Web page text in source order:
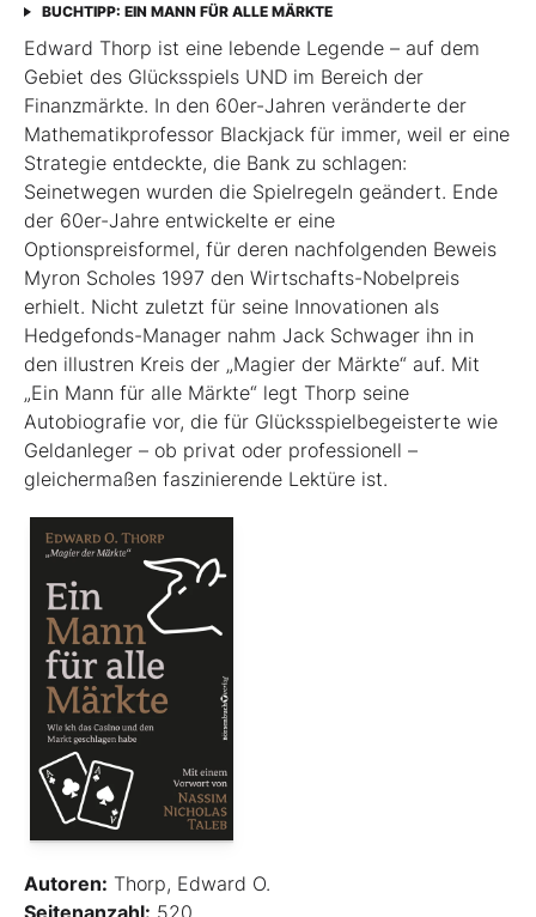
BUCHTIPP: EIN MANN FÜR ALLE MÄRKTE
Edward Thorp ist eine lebende Legende – auf dem
Gebiet des Glücksspiels UND im Bereich der
Finanzmärkte. In den 60er-Jahren veränderte der
Mathematikprofessor Blackjack für immer, weil er eine
Strategie entdeckte, die Bank zu schlagen:
Seinetwegen wurden die Spielregeln geändert. Ende
der 60er-Jahre entwickelte er eine
Optionspreisformel, für deren nachfolgenden Beweis
Myron Scholes 1997 den Wirtschafts-Nobelpreis
erhielt. Nicht zuletzt für seine Innovationen als
Hedgefonds-Manager nahm Jack Schwager ihn in
den illustren Kreis der „Magier der Märkte“ auf. Mit
„Ein Mann für alle Märkte“ legt Thorp seine
Autobiografie vor, die für Glücksspielbegeisterte wie
Geldanleger – ob privat oder professionell –
gleichermaßen faszinierende Lektüre ist.
Autoren: Thorp, Edward O.